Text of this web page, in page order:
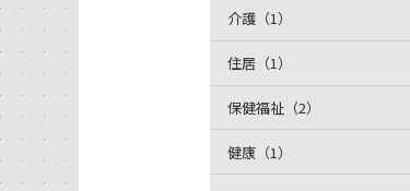
介護（1）
住居（1）
保健福祉（2）
健康（1）